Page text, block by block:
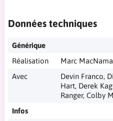
Données techniques
Générique
Réalisation
Marc
Avec
Devin Franco,
Hart, Derek
Ranger, Colby
Infos